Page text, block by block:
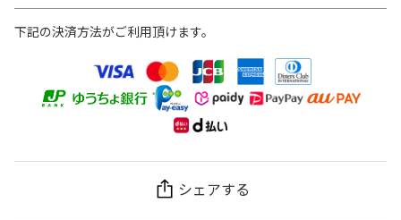
下記の決済方法がご利用頂けます。
シェアする